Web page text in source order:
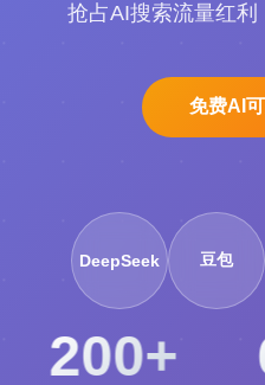
抢占AI搜索流量红
免费AI
DeepSeek 豆包
200+